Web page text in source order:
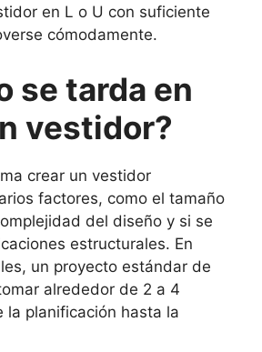
en L o U con suficiente
cómodamente.
se tarda en
vestidor?
crear un vestidor
factores, como el tamaño
del diseño y si se
estructurales. En
un proyecto estándar de
alrededor de 2 a 4
la planificación hasta la